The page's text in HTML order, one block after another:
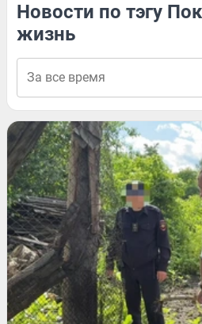
Новости по тэгу
жизнь